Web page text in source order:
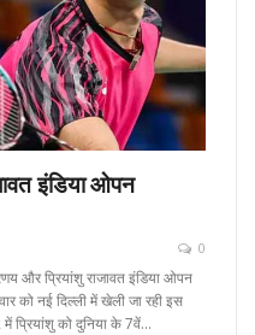
इंडिया ओपन
0
और प्रियांशु राजावत इंडिया ओपन
को नई दिल्ली में खेली जा रही इस
प्रियांशु को दुनिया के 7वें…